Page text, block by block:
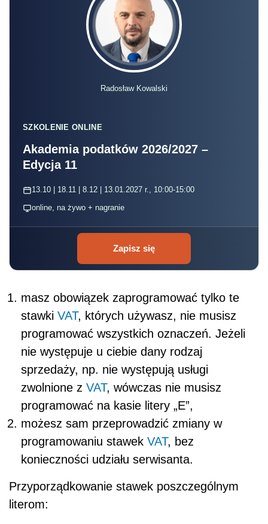
Radosław Kowalski
SZKOLENIE ONLINE
Akademia podatków 2026/2027 –
Edycja 11
13.10 | 18.11 | 8.12 | 13.01.2027 r., 10:00-15:00
online, na żywo + nagranie
Zapisz się
masz obowiązek zaprogramować tylko te
stawki VAT, których używasz, nie musisz
programować wszystkich oznaczeń. Jeżeli
nie występuje u ciebie dany rodzaj
sprzedaży, np. nie występują usługi
zwolnione z VAT, wówczas nie musisz
programować na kasie litery „E”,
możesz sam przeprowadzić zmiany w
programowaniu stawek VAT, bez
konieczności udziału serwisanta.
Przyporządkowanie stawek poszczególnym
literom: